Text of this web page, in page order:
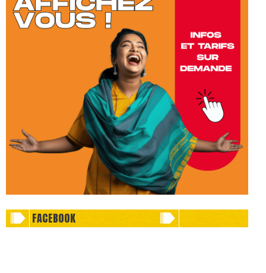
FACEBOOK